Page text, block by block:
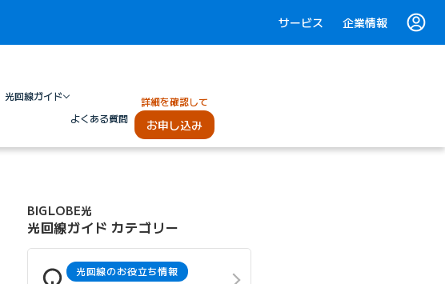
サービス 企業情報
光回線ガイド
よくある質問
詳細を確認して
お申し込み
BIGLOBE光
光回線ガイド カテゴリー
光回線のお役立ち情報